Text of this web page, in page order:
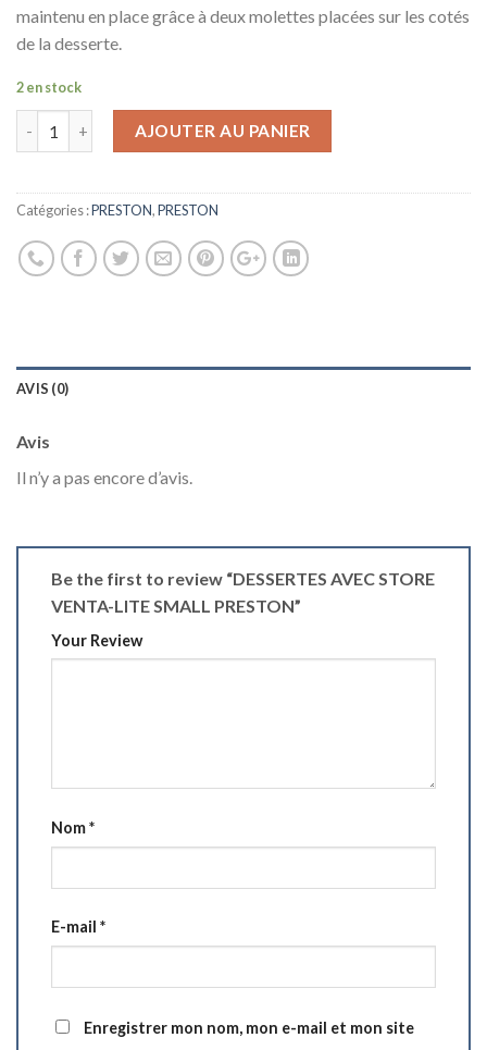
maintenu en place grâce à deux molettes placées sur les cotés
de la desserte.
2 en stock
AJOUTER AU PANIER
Catégories :PRESTON,PRESTON
AVIS (0)
Avis
Il n’y a pas encore d’avis.
Be the first to review “DESSERTES AVEC STORE
VENTA-LITE SMALL PRESTON”
Your Review
Nom*
E-mail *
Enregistrer mon nom, mon e-mail et mon site